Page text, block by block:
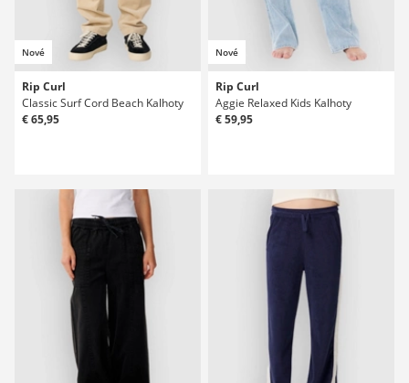
Nové
Rip Curl
Classic Surf Cord Beach Kalhoty
€ 65,95
Nové
Rip Curl
Aggie Relaxed Kids Kalhoty
€ 59,95